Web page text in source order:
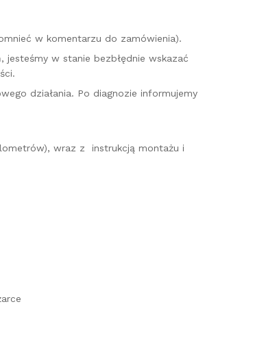
w komentarzu do zamówienia).
jesteśmy w stanie bezbłędnie wskazać
działania. Po diagnozie informujemy
wraz z instrukcją montażu i